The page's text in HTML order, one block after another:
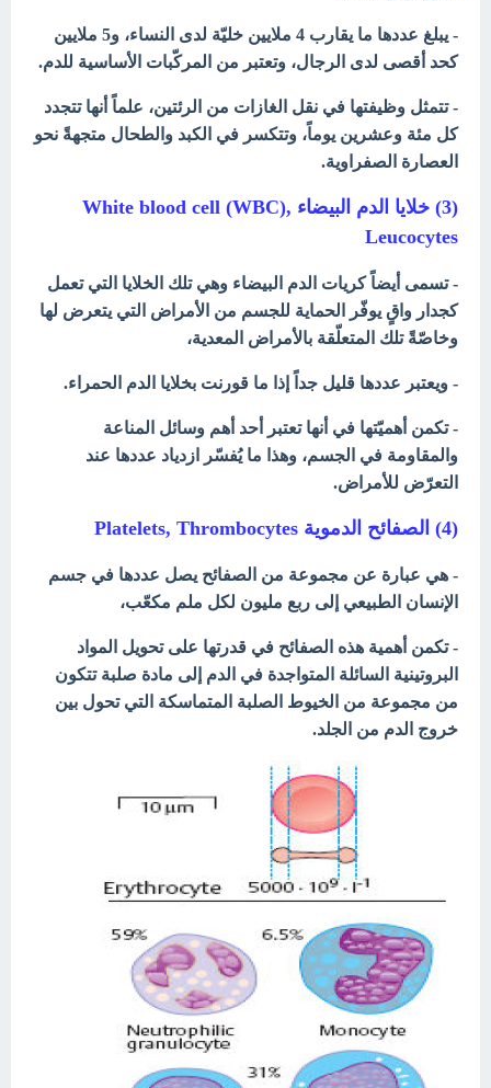
- يبلغ عددها ما يقارب 4 ملايين خليّة لدى النساء، و5 ملايين
كحد أقصى لدى الرجال، وتعتبر من المركّبات الأساسية للدم.
- تتمثل وظيفتها في نقل الغازات من الرئتين، علماً أنها تتجدد
كل مئة وعشرين يوماً، وتتكسر في الكبد والطحال متجهةً نحو
العصارة الصفراوية.
(3) خلايا الدم البيضاء
White blood cell (WBC),
Leucocytes
- تسمى أيضاً كريات الدم البيضاء وهي تلك الخلايا التي تعمل
كجدار واقٍ يوفّر الحماية للجسم من الأمراض التي يتعرض لها
وخاصّةً تلك المتعلّقة بالأمراض المعدية،
- ويعتبر عددها قليل جداً إذا ما قورنت بخلايا الدم الحمراء.
- تكمن أهميّتها في أنها تعتبر أحد أهم وسائل المناعة
والمقاومة في الجسم، وهذا ما يُفسّر ازدياد عددها عند
التعرّض للأمراض.
(4) الصفائح الدموية Platelets, Thrombocytes
- هي عبارة عن مجموعة من الصفائح يصل عددها في جسم
الإنسان الطبيعي إلى ربع مليون لكل ملم مكعّب،
- تكمن أهمية هذه الصفائح في قدرتها على تحويل المواد
البروتينية السائلة المتواجدة في الدم إلى مادة صلبة تتكون
من مجموعة من الخيوط الصلبة المتماسكة التي تحول بين
خروج الدم من الجلد.